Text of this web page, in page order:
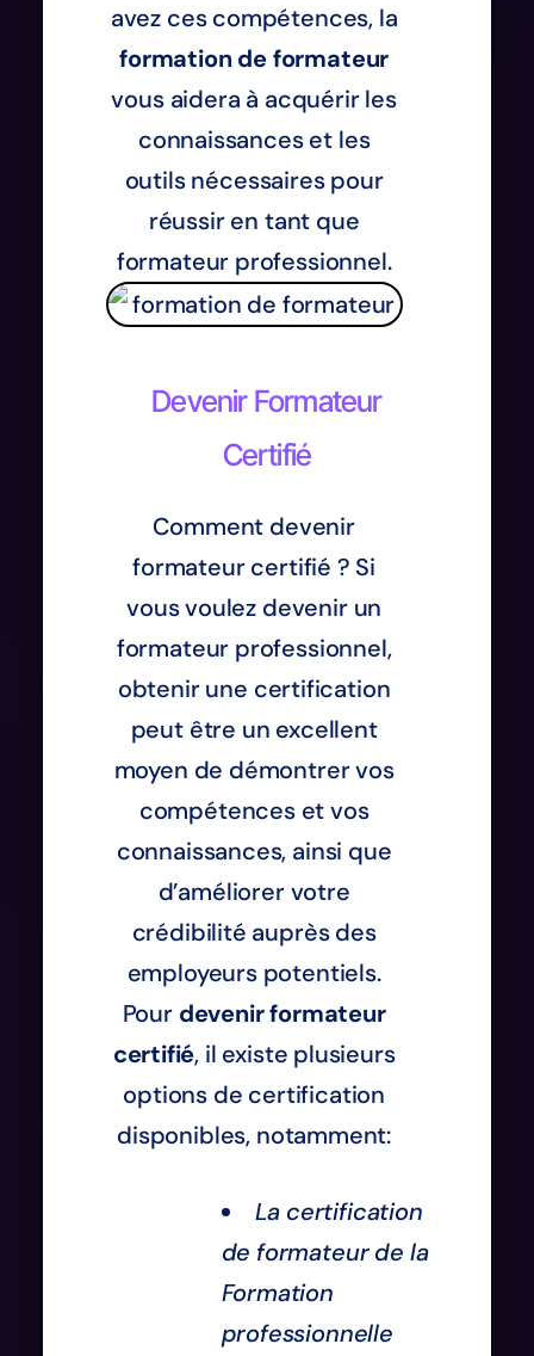
avez ces compétences, la
formation de formateur
vous aidera à acquérir les
connaissances et les
outils nécessaires pour
réussir en tant que
formateur professionnel.
Devenir Formateur
Certifié
Comment devenir
formateur certifié ? Si
vous voulez devenir un
formateur professionnel,
obtenir une certification
peut être un excellent
moyen de démontrer vos
compétences et vos
connaissances, ainsi que
d’améliorer votre
crédibilité auprès des
employeurs potentiels.
Pour devenir formateur
certifié, il existe plusieurs
options de certification
disponibles, notamment:
La certification
de formateur de la
Formation
professionnelle